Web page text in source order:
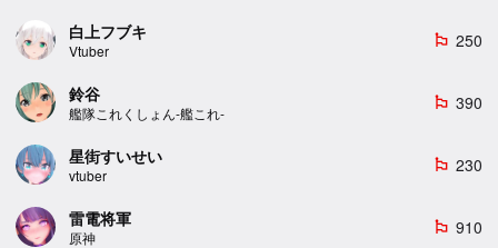
白上フブキ
Vtuber
emoji_flags 250
鈴谷
艦隊これくしょん-艦これ-
emoji_flags 390
星街すいせい
vtuber
emoji_flags 230
雷電将軍
原神
emoji_flags 910